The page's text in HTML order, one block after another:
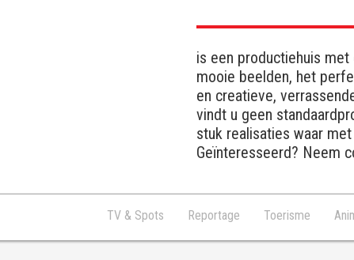
is een productiehuis
mooie beelden, het
en creatieve,
vindt u geen
stuk realisaties waar
Geïnteresseerd? Neem
TV & Spots Reportage Toerisme